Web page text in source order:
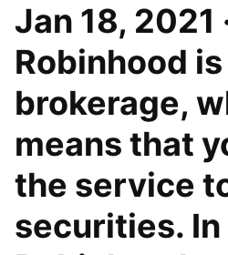
Jan 18, 2021
Robinhood is
brokerage,
means that
the service
securities.